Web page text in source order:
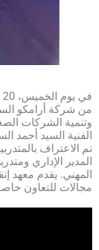
وتنمية الشركات
تم الاعتراف
المدير الإداري
مجالات للتعاون